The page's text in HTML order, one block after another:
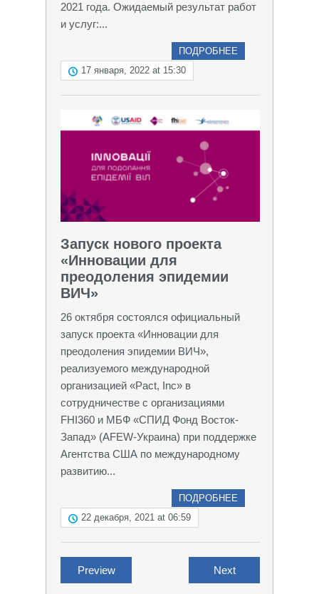
2021 года. Ожидаемый результат работ
и услуг:...
ПОДРОБНЕЕ
17 января, 2022 at 15:30
Запуск нового проекта
«Инновации для
преодоления эпидемии
ВИЧ»
26 октября состоялся официальный
запуск проекта «Инновации для
преодоления эпидемии ВИЧ»,
реализуемого международной
организацией «Pact, Inc» в
сотрудничестве с организациями
FHI360 и МБФ «СПИД Фонд Восток-
Запад» (AFEW-Украина) при поддержке
Агентства США по международному
развитию...
ПОДРОБНЕЕ
22 декабря, 2021 at 06:59
Preview Next